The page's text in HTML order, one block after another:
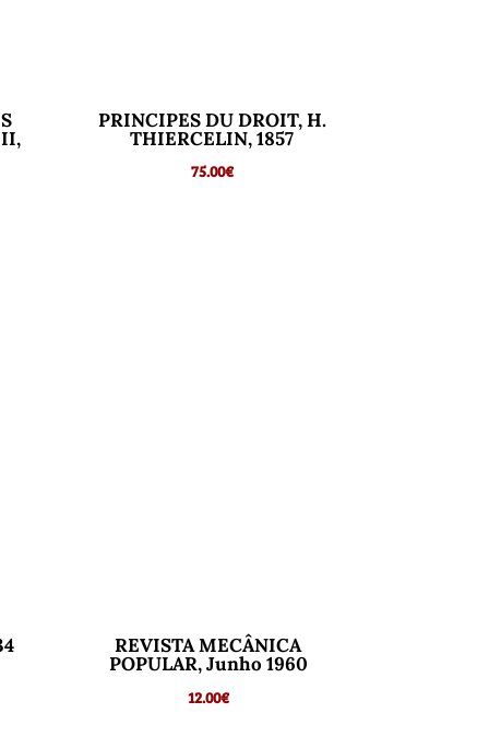
II,
PRINCIPES DU DROIT, H.
THIERCELIN, 1857
75.00€
REVISTA MECÂNICA
POPULAR, Junho 1960
12.00€